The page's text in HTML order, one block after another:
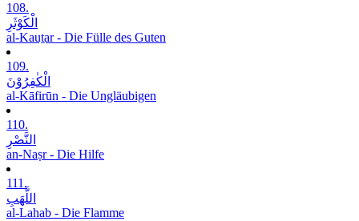
108.
الْکَوْثَرِ
al-Kauṯar - Die Fülle des Guten
109.
الْکٰفِرُوْنَ
al-Kāfirūn - Die Ungläubigen
110.
النَّصْرِ
an-Naṣr - Die Hilfe
111.
اللَّھَبِ
al-Lahab - Die Flamme